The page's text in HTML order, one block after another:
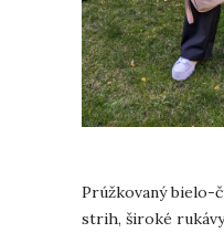
Prúžkovaný bielo-
strih, široké